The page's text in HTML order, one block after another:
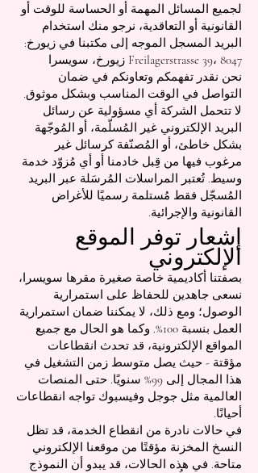
لجميع المسائل المهمة أو الحساسة للوقت أو
القانونية أو التعاقدية، نرجو منك استخدام
البريد المسجل الموجه إلى مكتبنا في زيورخ:
Freilagerstrasse 39، 8047 زيورخ، سويسرا
نحن نقدر تفهمكم وتعاونكم في ضمان
التواصل في الوقت المناسب وبشكل موثوق.
لا تتحمل الشركة أي مسؤولية عن رسائل
البريد الإلكتروني غير المُسلّمة، أو المُوجّهة
بشكل خاطئ، أو المُصنّفة كرسائل غير
مرغوب فيها من قِبل خادمنا أو أي مُزوّد خدمة
وسيط. تُعتبر المراسلات المُرسَلة عبر البريد
المُسجّل فقط مُستلمة رسميًا للأغراض
القانونية والإجرائية.
إشعار توفر الموقع
الإلكتروني
بصفتنا أكاديمية خاصة صغيرة مقرها سويسرا،
نسعى جاهدين للحفاظ على استمرارية
الوصول؛ ومع ذلك، لا يمكننا ضمان استمرارية
العمل بنسبة 100%. وكما هو الحال مع جميع
المواقع الإلكترونية، قد تحدث انقطاعات
مؤقتة - حيث يصل متوسط زمن التشغيل في
هذا المجال إلى 99% سنويًا. حتى المنصات
العالمية مثل جوجل وفيسبوك تواجه انقطاعات
أحيانًا.
في حالات نادرة من انقطاع الخدمة، قد تظل
النسخ المخزنة مؤقتًا من موقعنا الإلكتروني
متاحة. في هذه الحالات، قد يبدو أن النموذج